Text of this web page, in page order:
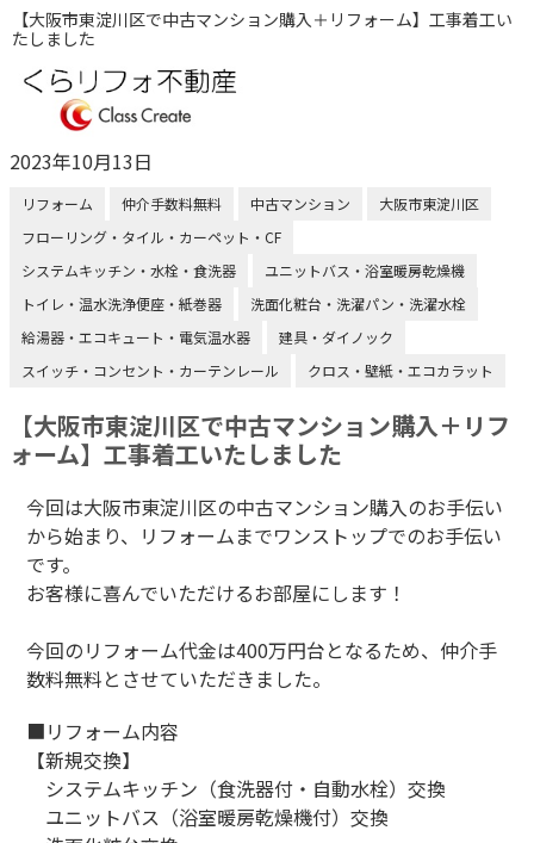
【大阪市東淀川区で中古マンション購入＋リフォーム】工事着工い
たしました
2023年10月13日
リフォーム 仲介手数料無料 中古マンション
大阪市東淀川区
フローリング・タイル・カーペット・CF
システムキッチン・水栓・食洗器
ユニットバス・浴室暖房乾燥機
トイレ・温水洗浄便座・紙巻器
洗面化粧台・洗濯パン・洗濯水栓
給湯器・エコキュート・電気温水器
建具・ダイノック
スイッチ・コンセント・カーテンレール
クロス・壁紙・エコカラット
【大阪市東淀川区で中古マンション購入＋リフ
ォーム】工事着工いたしました
今回は大阪市東淀川区の中古マンション購入のお手伝い
から始まり、リフォームまでワンストップでのお手伝い
です。
お客様に喜んでいただけるお部屋にします！
今回のリフォーム代金は400万円台となるため、仲介手
数料無料とさせていただきました。
■リフォーム内容
【新規交換】
システムキッチン（食洗器付・自動水栓）交換
ユニットバス（浴室暖房乾燥機付）交換